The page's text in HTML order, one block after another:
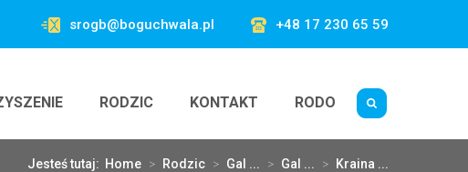
srogb@boguchwala.pl +48 17 230 65 59
RODZIC KONTAKT RODO
Jesteś tutaj: Home > Rodzic > Gal ... > Gal ... > Kraina ...